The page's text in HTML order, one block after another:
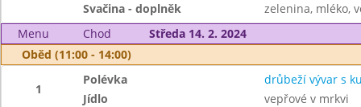
Svačina - doplněk
zelenina, mléko,
Menu
Chod
Středa 14. 2. 2024
Oběd (11:00 - 14:00)
1
Polévka
drůbeží vývar s
Jídlo
vepřové v mrkvi